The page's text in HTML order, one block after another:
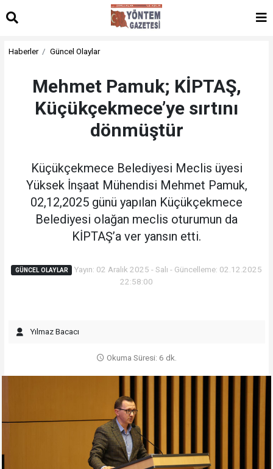
Haberler Güncel Olaylar
Mehmet Pamuk; KİPTAŞ,
Küçükçekmece’ye sırtını
dönmüştür
Küçükçekmece Belediyesi Meclis üyesi
Yüksek İnşaat Mühendisi Mehmet Pamuk,
02,12,2025 günü yapılan Küçükçekmece
Belediyesi olağan meclis oturumun da
KİPTAŞ’a ver yansın etti.
GÜNCEL OLAYLAR
Yayın: 02 Aralık 2025 - Salı - Güncelleme: 02.12.2025
22:58:00
Yılmaz Bacacı
Okuma Süresi: 6 dk.